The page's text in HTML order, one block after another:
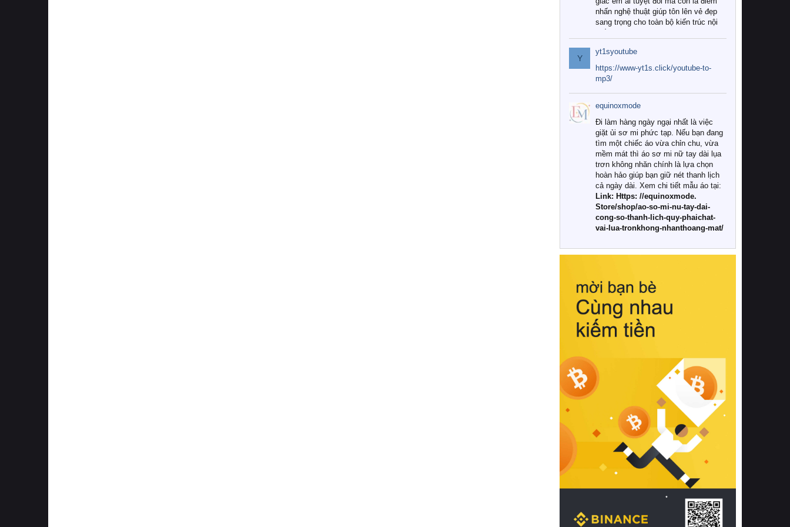
nhấn nghệ thuật giúp tôn lên vẻ đẹp
sang trọng cho toàn bộ kiến trúc nội
Tuy nhiên, giữa thị trường đa dạng
với vô vàn thương hiệu và mẫu mã
như hiện nay, làm thế nào để chọn
được những bộ chăn ga gối đệm cao
cấp thực sự chất lượng, phù hợp với
khí hậu và nhu cầu sử dụng của gia
đình? Hãy cùng chúng tôi đi tìm lời
giải đáp chi tiết qua bài viết dưới đây.
1. Tại sao các gia đình hiện đại lại ưa
chuộng chăn ga gối đệm cao cấp?
Khác với các dòng sản phẩm thông
thường, những bộ chăn ga gối đệm
cao cấp trải qua quy trình sản xuất
nghiêm ngặt từ khâu chọn lọc nguyên
liệu tự nhiên đến công nghệ dệt
nhuộm hiện đại không chứa hóa chất
này, bạn sẽ cảm nhận rõ rệt sự khác
hồi chuẩn xác của phần đệm nâng đỡ
cột sống.
Bên cạnh đó, việc lựa chọn các dòng
sản phẩm đạt chuẩn chất lượng quốc
tế còn giúp ngăn ngừa tình trạng kích
khuẩn và nấm mốc trong điều kiện
thời tiết nóng ẩm. Bạn có thể tìm hiểu
thêm các nghiên cứu khoa học về tác
động của giấc ngủ và môi trường
phòng ngủ đối với sức khỏe con
người tại Sleep Foundation (External
Link) để có cái nhìn toàn diện hơn.
2. Các tiêu chí vàng khi lựa chọn
chăn ga gối đệm cao cấp cho phòng
ngủ
Để sở hữu một bộ chăn ga gối đệm
cao cấp hoàn hảo cả về thẩm mỹ lẫn
công năng, người tiêu dùng cần cân
nhắc kỹ lưỡng các tiêu chí quan trọng
Y
yt1syoutube
https://www-yt1s.click/youtube-to-
mp3/
equinoxmode
Đi làm hàng ngày ngại nhất là việc
giặt ủi sơ mi phức tạp. Nếu bạn đang
tìm một chiếc áo vừa chỉn chu, vừa
mềm mát thì áo sơ mi nữ tay dài lụa
trơn không nhăn chính là lựa chọn
hoàn hảo giúp bạn giữ nét thanh lịch
cả ngày dài. Xem chi tiết mẫu áo tại:
Link: Https: //equinoxmode.
Store/shop/ao-so-mi-nu-tay-dai-
cong-so-thanh-lich-quy-phaichat-
vai-lua-tronkhong-nhanthoang-mat/